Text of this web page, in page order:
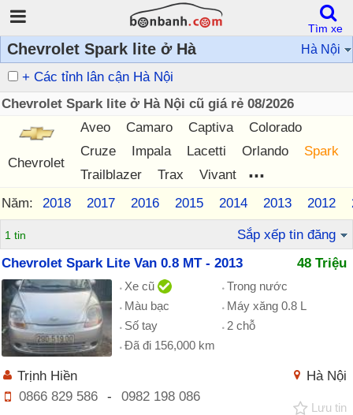
Chevrolet Spark lite ở Hà Hà Nội
+ Các tỉnh lân cận Hà Nội
Chevrolet Spark lite ở Hà Nội cũ giá rẻ 08/2026
Chevrolet
Aveo Camaro Captiva
Colorado
Cruze
Impala Lacetti Orlando
Spark
Trailblazer
Trax Vivant ...
Năm: 2018 2017 2016 2015 2014 2013 2012
1 tin
Sắp xếp tin đăng
Chevrolet Spark Lite Van 0.8 MT - 2013
48 Triệu
Xe cũ
Trong nước
Màu bạc
Máy xăng 0.8 L
Số tay
2 chỗ
Đã đi 156,000 km
Hà Nội
Trịnh Hiền
0866 829 586
- 0982 198 086
Lưu tin
Tìm xe